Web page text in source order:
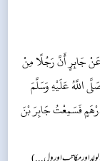
جَابِرٍ أَنَّ رَجُلًا مِنْ
اللَّهُ عَلَيْهِ وَسَلَّمَ
دِرْهَمٍ فَسَمِعْتُ جَابِرَ بْنَ